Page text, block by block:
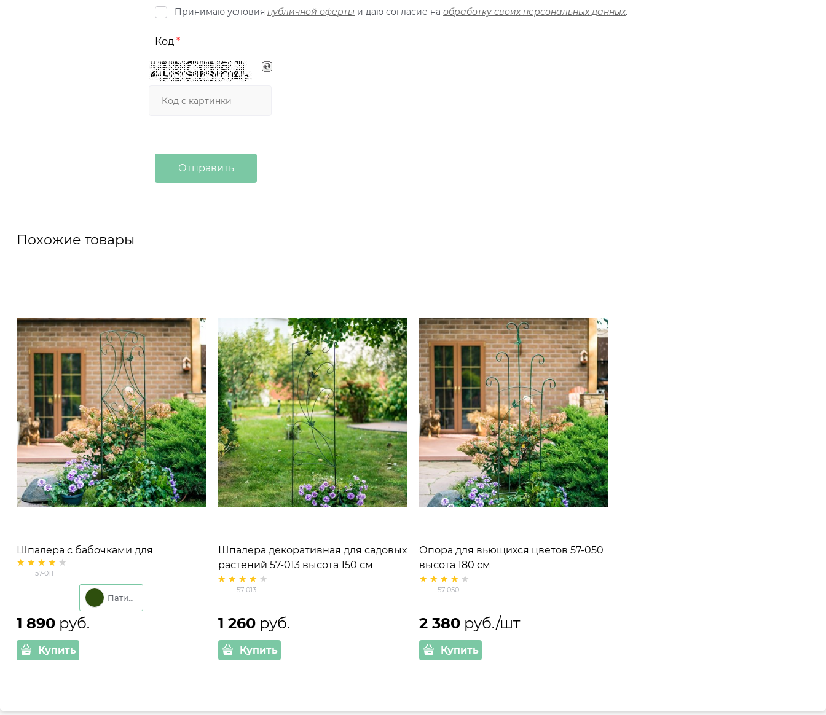
Принимаю условия публичной оферты и даю согласие на обработку своих персональных данных.
Код
Похожие товары
Шпалера с бабочками для
вьющихся садовых растений 57-011
57-011
1 890 руб.
Купить
Шпалера декоративная для садовых
растений 57-013 высота 150 см
57-013
1 260 руб.
Купить
Опора для вьющихся цветов 57-050
высота 180 см
57-050
2 380 руб./шт
Купить